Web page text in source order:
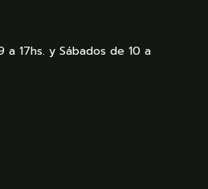
a 17hs. y Sábados de 10 a